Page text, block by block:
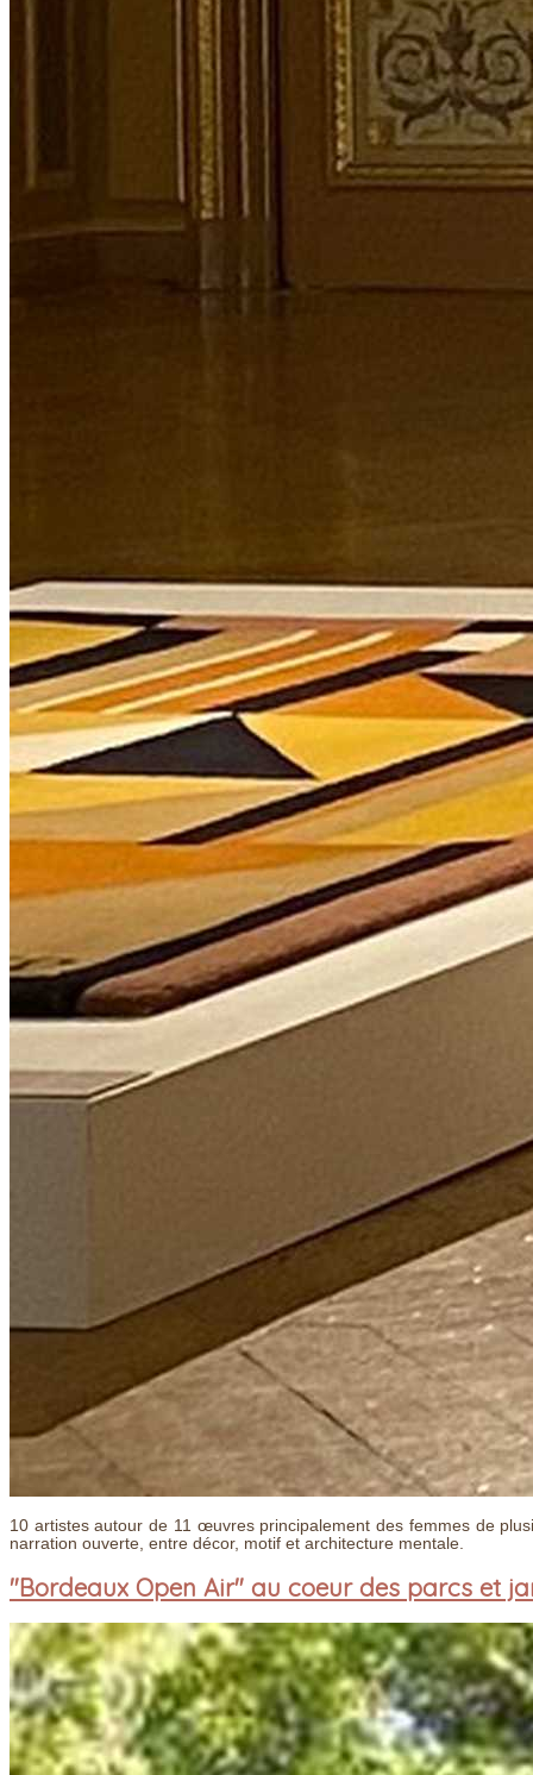
10 artistes autour de 11 œuvres principalement des femmes de
narration ouverte, entre décor, motif et architecture mentale.
"Bordeaux Open Air" au coeur des parcs et